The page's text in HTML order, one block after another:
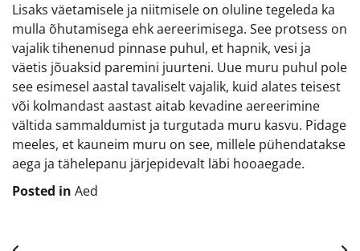
Lisaks väetamisele ja niitmisele on oluline tegeleda ka
mulla õhutamisega ehk aereerimisega. See protsess on
vajalik tihenenud pinnase puhul, et hapnik, vesi ja
väetis jõuaksid paremini juurteni. Uue muru puhul pole
see esimesel aastal tavaliselt vajalik, kuid alates teisest
või kolmandast aastast aitab kevadine aereerimine
vältida sammaldumist ja turgutada muru kasvu. Pidage
meeles, et kauneim muru on see, millele pühendatakse
aega ja tähelepanu järjepidevalt läbi hooaegade.
Posted in Aed